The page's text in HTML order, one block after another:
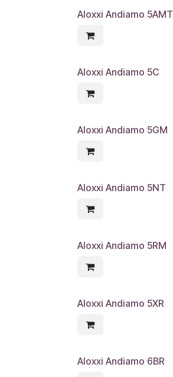
Aloxxi Andiamo 5AMT
Aloxxi Andiamo 5C
Aloxxi Andiamo 5GM
Aloxxi Andiamo 5NT
Aloxxi Andiamo 5RM
Aloxxi Andiamo 5XR
Aloxxi Andiamo 6BR